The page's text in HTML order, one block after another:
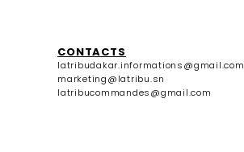
CONTACTS
latribudakar.informations@gmail.com
marketing@latribu.sn
latribucommandes@gmail.com